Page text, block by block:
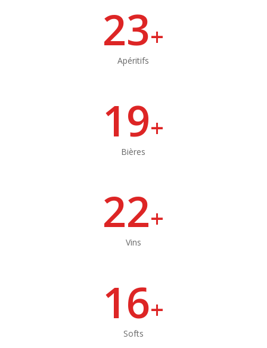
23+
Apéritifs
19+
Bières
22+
Vins
16+
Softs